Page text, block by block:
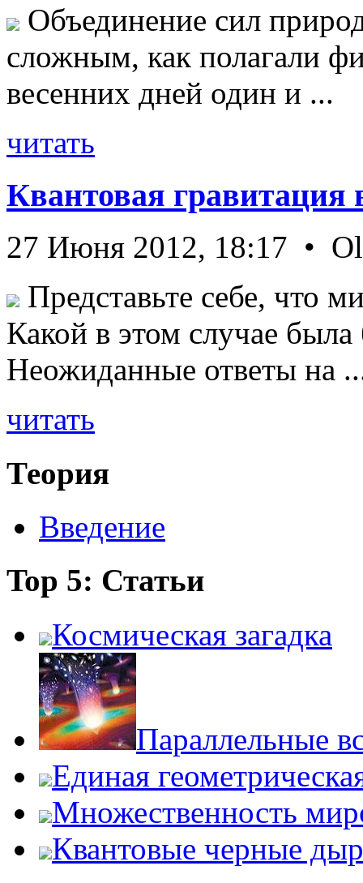
Объединение сил
сложным, как полагали
весенних дней один и ...
читать
Квантовая гравитация
27 Июня 2012, 18:17 •
Представьте себе, что
Какой в этом случае
Неожиданные ответы на
читать
Теория
Введение
Top 5: Статьи
Космическая загадка
Параллельные
Единая
Множественность
Квантовые черные